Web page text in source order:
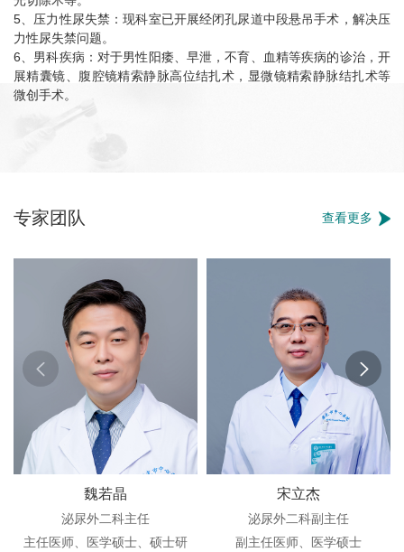
5、压力性尿失禁：现科室已开展经闭孔尿道中段悬吊手术，解决压
力性尿失禁问题。
6、男科疾病：对于男性阳痿、早泄，不育、血精等疾病的诊治，开
展精囊镜、腹腔镜精索静脉高位结扎术，显微镜精索静脉结扎术等
微创手术。
专家团队 查看更多
魏若晶
泌尿外二科主任
主任医师、医学硕士、硕士研
宋立杰
泌尿外二科副主任
副主任医师、医学硕士